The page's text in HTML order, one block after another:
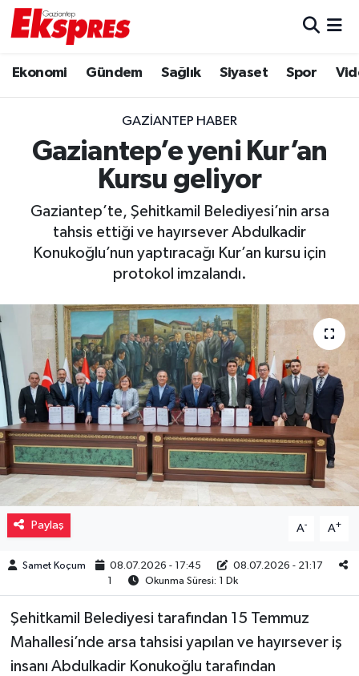
Ekonomi Gündem Sağlık Siyaset Spor
GAZIANTEP HABER
Gaziantep’e yeni Kur’an
Kursu geliyor
Gaziantep’te, Şehitkamil Belediyesi’nin arsa
tahsis ettiği ve hayırsever Abdulkadir
Konukoğlu’nun yaptıracağı Kur’an kursu için
protokol imzalandı.
Paylaş A- A+
Samet Koçum 08.07.2026 - 17:45
08.07.2026 - 21:17
1
Okunma Süresi: 1 Dk
Şehitkamil Belediyesi tarafından 15 Temmuz
Mahallesi’nde arsa tahsisi yapılan ve hayırsever iş
insanı Abdulkadir Konukoğlu tarafından
Ekonomi
Gaziantep son dakika
Gündem
Haberler
Kültür Sanat
Magazin
Müzik
Piyasa
Resmi İlanlar
Sağlık
Teknoloji
Trafik Durumu
Puan Durumu ve Fikstür
Tüm Manşetler
Son Dakika Haberleri
Haber Arşivi